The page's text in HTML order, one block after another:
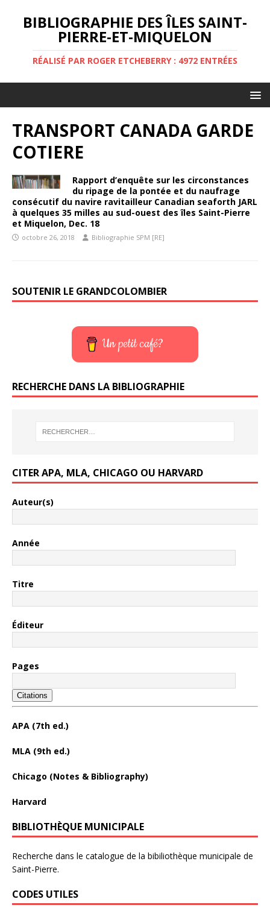
BIBLIOGRAPHIE DES ÎLES SAINT-
PIERRE-ET-MIQUELON
RÉALISÉ PAR ROGER ETCHEBERRY : 4972 ENTRÉES
TRANSPORT CANADA GARDE
COTIERE
Rapport d’enquête sur les circonstances
du ripage de la pontée et du naufrage
consécutif du navire ravitailleur Canadian seaforth JARL
à quelques 35 milles au sud-ouest des îles Saint-Pierre
et Miquelon, Dec. 18
octobre 26, 2018 Bibliographie SPM [RE]
SOUTENIR LE GRANDCOLOMBIER
Un petit café?
RECHERCHE DANS LA BIBLIOGRAPHIE
CITER APA, MLA, CHICAGO OU HARVARD
Auteur(s)
Année
Titre
Éditeur
Pages
Citations
APA (7th ed.)
MLA (9th ed.)
Chicago (Notes & Bibliography)
Harvard
BIBLIOTHÈQUE MUNICIPALE
Recherche dans le catalogue de la bibiliothèque municipale de
Saint-Pierre.
CODES UTILES